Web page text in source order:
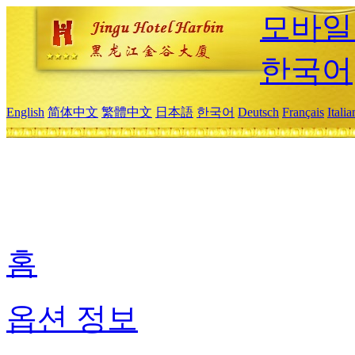
모바
한국어
English 简体中文 繁體中文 日本語 한국어 Deutsch Français
홈
옵션 정보